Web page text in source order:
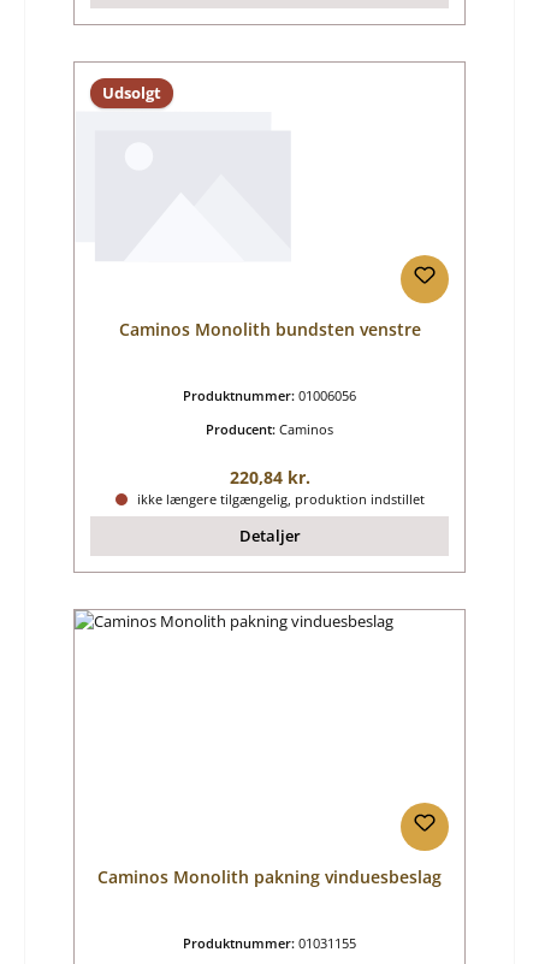
Udsolgt
Caminos Monolith bundsten venstre
Produktnummer: 01006056
Producent: Caminos
Almindelig pris:
220,84 kr.
ikke længere tilgængelig, produktion indstillet
Detaljer
Caminos Monolith pakning vinduesbeslag
Produktnummer: 01031155